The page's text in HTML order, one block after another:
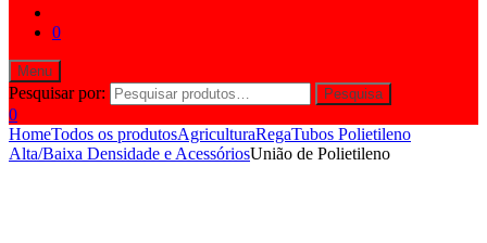
0
Menu
Pesquisar por: Pesquisa
0
HomeTodos os produtosAgriculturaRegaTubos Polietileno
Alta/Baixa Densidade e AcessóriosUnião de Polietileno